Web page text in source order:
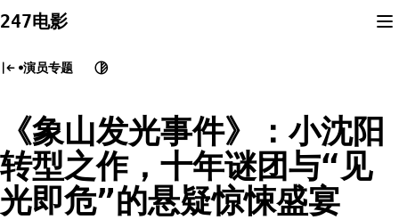
to
247电影
演员专题
《象山发光事件》：小沈阳
转型之作，十年谜团与“见
光即危”的悬疑惊悚盛宴